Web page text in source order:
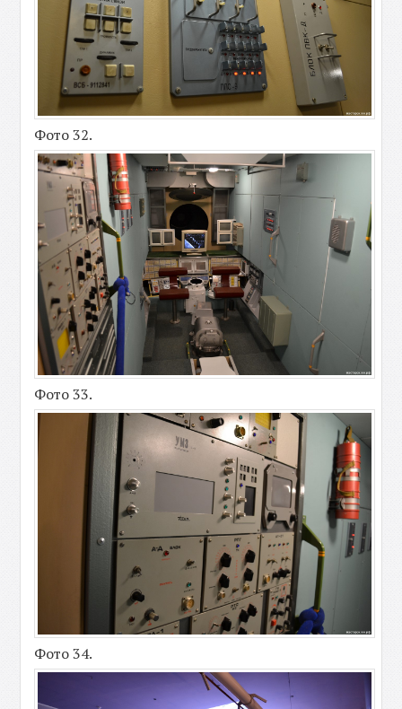
Фото 32.
Фото 33.
Фото 34.